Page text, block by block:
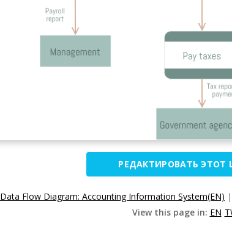
РЕДАКТИРОВАТЬ ЭТОТ
Data Flow Diagram: Accounting Information System(EN) |
View this page in: EN